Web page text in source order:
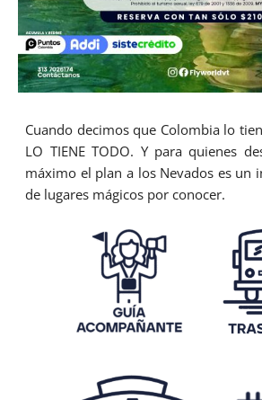
Cuando decimos que Colombia lo
LO TIENE TODO. Y para quienes
máximo el plan a los Nevados es un
de lugares mágicos por conocer.